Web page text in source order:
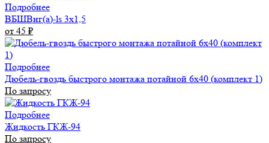
Подробнее
ВБШВнг(а)-ls 3х1,5
от 45 ₽
Подробнее
Дюбель-гвоздь быстрого монтажа потайной 6х40 (комплект 1)
По запросу
Подробнее
Жидкость ГКЖ-94
По запросу